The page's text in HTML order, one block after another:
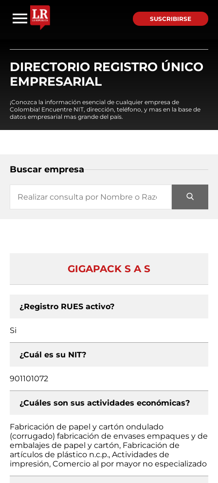
SUSCRIBIRSE
DIRECTORIO REGISTRO ÚNICO
EMPRESARIAL
¡Conozca la información esencial de cualquier empresa de
Colombia! Encuentre NIT, dirección, teléfono, y mas en la base de
datos empresarial mas grande del país.
Buscar empresa
GIGAPACK S A S
¿Registro RUES activo?
Si
¿Cuál es su NIT?
901101072
¿Cuáles son sus actividades económicas?
Fabricación de papel y cartón ondulado
(corrugado) fabricación de envases empaques y de
embalajes de papel y cartón, Fabricación de
artículos de plástico n.c.p., Actividades de
impresión, Comercio al por mayor no especializado